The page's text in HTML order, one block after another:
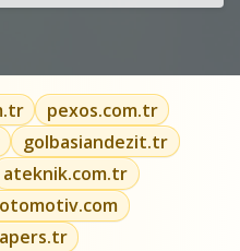
pexos.com.tr
golbasiandezit.tr
ateknik.com.tr